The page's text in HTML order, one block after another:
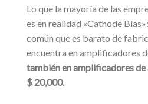
Lo que la mayoría de las
es en realidad «Cathode
común que es barato de
encuentra en amplificadores
también en amplificadores de
$ 20,000.